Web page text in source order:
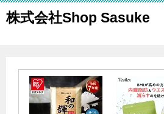
株式会社Shop Sasuke